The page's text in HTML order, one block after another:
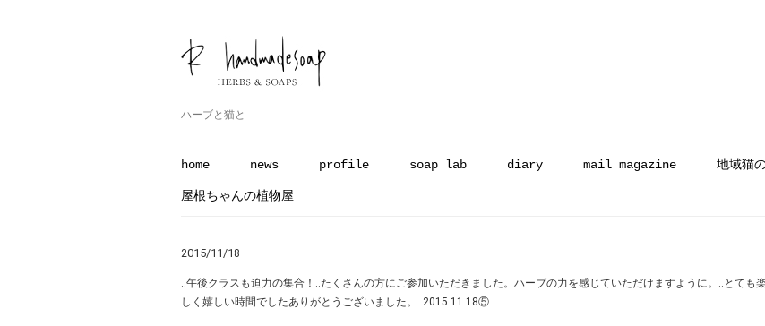
ハーブと猫と
home news profile soap lab diary mail magazine 地域猫
屋根ちゃんの植物屋
2015/11/18
‥午後クラスも迫力の集合！‥たくさんの方にご参加いただきました。ハーブの力を感じていただけますように。‥とても楽
しく嬉しい時間でした︎ありがとうございました。‥2015.11.18⑤